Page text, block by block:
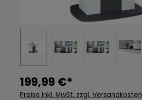
199,99 €*
Preise inkl. MwSt. zzgl. Versandkosten